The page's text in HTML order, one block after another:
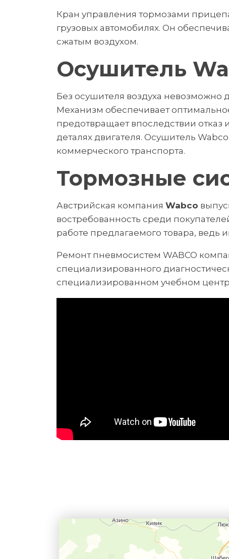
Кран управления тормозами
грузовых автомобилях. Он
сжатым воздухом.
Осушитель
Без осушителя воздуха
Механизм обеспечивает
предотвращает впоследствии
деталях двигателя. Осушитель
коммерческого транспорта.
Тормозные
Австрийская компания Wabco
востребованность среди
работе предлагаемого товара, ведь
Ремонт пневмосистем WABCO
специализированного
специализированном учебном